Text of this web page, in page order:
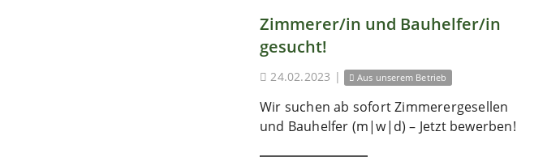
Zimmerer/in und Bauhelfer/in
gesucht!
24.02.2023 | Aus unserem Betrieb
Wir suchen ab sofort Zimmerergesellen
und Bauhelfer (m|w|d) – Jetzt bewerben!